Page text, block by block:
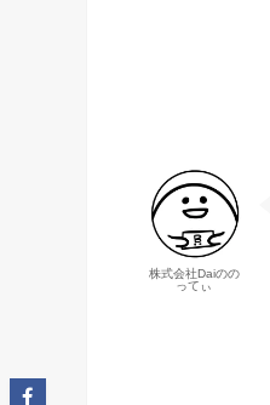
株式会社Daiのの
ってぃ